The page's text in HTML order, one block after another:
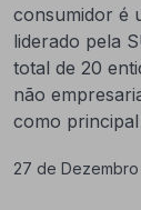
consumidor é
liderado pela
total de 20
não
como
27 de Dezembro